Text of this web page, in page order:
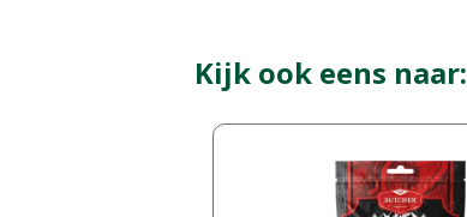
Kijk ook eens naar: